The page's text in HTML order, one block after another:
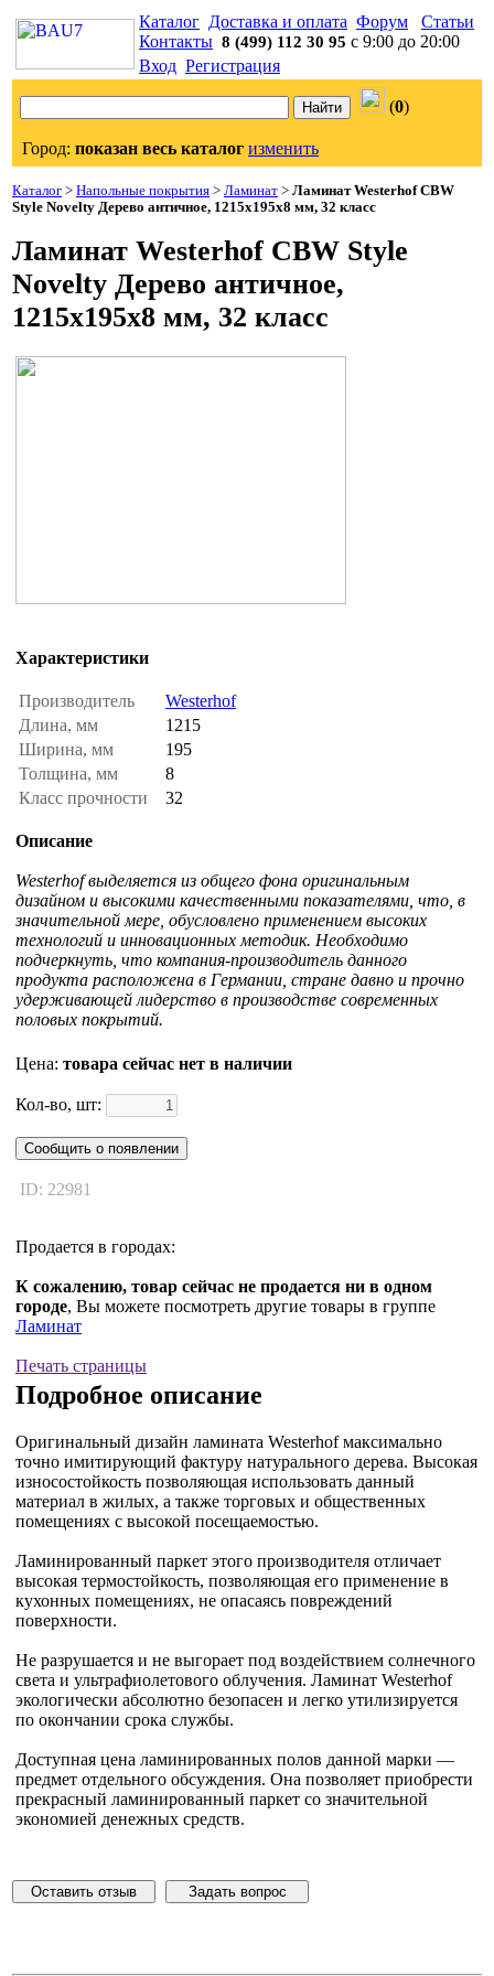
Каталог Доставка и оплата Форум
Статьи
Контакты 8 (499) 112 30 95 с 9:00 до 20:00
Вход Регистрация
(0)
Город: показан весь каталог изменить
Каталог > Напольные покрытия > Ламинат > Ламинат Westerhof CBW
Style Novelty Дерево античное, 1215х195х8 мм, 32 класс
Ламинат Westerhof CBW Style
Novelty Дерево античное,
1215х195х8 мм, 32 класс
Характеристики
Производитель
Westerhof
Длина, мм
1215
Ширина, мм
195
Толщина, мм
8
Класс прочности
32
Описание
Westerhof выделяется из общего фона оригинальным
дизайном и высокими качественными показателями, что, в
значительной мере, обусловлено применением высоких
технологий и инновационных методик. Необходимо
подчеркнуть, что компания-производитель данного
продукта расположена в Германии, стране давно и прочно
удерживающей лидерство в производстве современных
половых покрытий.
Цена: товара сейчас нет в наличии
Кол-во, шт:
Сообщить о появлении
ID: 22981
Продается в городах:
К сожалению, товар сейчас не продается ни в одном
городе, Вы можете посмотреть другие товары в группе
Ламинат
Печать страницы
Подробное описание
Оригинальный дизайн ламината Westerhof максимально
точно имитирующий фактуру натурального дерева. Высокая
износостойкость позволяющая использовать данный
материал в жилых, а также торговых и общественных
помещениях с высокой посещаемостью.
Ламинированный паркет этого производителя отличает
высокая термостойкость, позволяющая его применение в
кухонных помещениях, не опасаясь повреждений
поверхности.
Не разрушается и не выгорает под воздействием солнечного
света и ультрафиолетового облучения. Ламинат Westerhof
экологически абсолютно безопасен и легко утилизируется
по окончании срока службы.
Доступная цена ламинированных полов данной марки —
предмет отдельного обсуждения. Она позволяет приобрести
прекрасный ламинированный паркет со значительной
экономией денежных средств.
Оставить отзыв Задать вопрос